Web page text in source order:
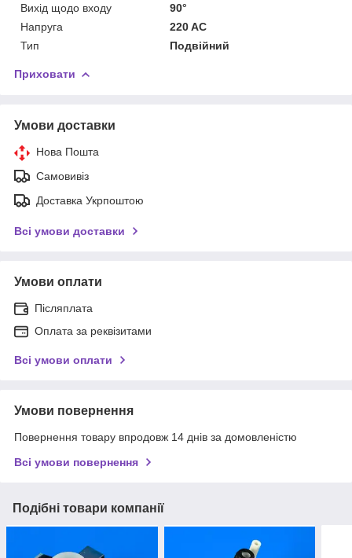
Вихід щодо входу
90°
Напруга
220 AC
Тип
Подвійний
Приховати
Умови доставки
Нова Пошта
Самовивіз
Доставка Укрпоштою
Всі умови доставки
Умови оплати
Післяплата
Оплата за реквізитами
Всі умови оплати
Умови повернення
Повернення товару впродовж 14 днів за домовленістю
Всі умови повернення
Подібні товари компанії